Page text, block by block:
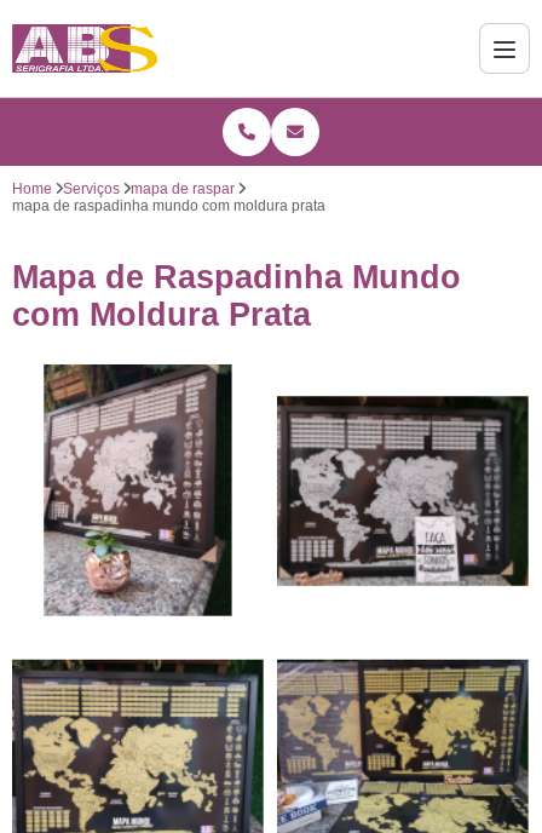
Home Serviços
mapa de raspar
mapa de raspadinha mundo com moldura prata
Mapa de Raspadinha Mundo
com Moldura Prata